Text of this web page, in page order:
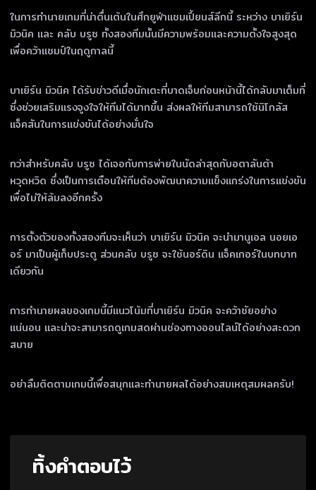
ในการทำนายเกมที่น่าตื่นเต้นในศึกยูฟ่าแชมเปี้ยนส์ลีกนี้ ระหว่าง บาเยิร์น
มิวนิค และ คลับ บรูซ ทั้งสองทีมนั้นมีความพร้อมและความตั้งใจสูงสุด
เพื่อคว้าแชมป์ในฤดูกาลนี้
บาเยิร์น มิวนิค ได้รับข่าวดีเมื่อนักเตะที่บาดเจ็บก่อนหน้านี้ได้กลับมาเต็มที่
ซึ่งช่วยเสริมแรงจูงใจให้ทีมได้มากขึ้น ส่งผลให้ทีมสามารถใช้นิโกลัส
แจ็คสันในการแข่งขันได้อย่างมั่นใจ
ทว่าสำหรับคลับ บรูซ ได้เจอกับการพ่ายในนัดล่าสุดกับอตาลันต้า
หวุดหวิด ซึ่งเป็นการเตือนให้ทีมต้องพัฒนาความแข็งแกร่งในการแข่งขัน
เพื่อไม่ให้ล้มลงอีกครั้ง
การตั้งตัวของทั้งสองทีมจะเห็นว่า บาเยิร์น มิวนิค จะนำมานูเอล นอยเอ
อร์ มาเป็นผู้เก็บประตู ส่วนคลับ บรูซ จะใช้นอร์ดิน แจ็คเกอร์ในบทบาท
เดียวกัน
การทำนายผลของเกมนี้มีแนวโน้มที่บาเยิร์น มิวนิค จะคว้าชัยอย่าง
แน่นอน และน่าจะสามารถดูเกมสดผ่านช่องทางออนไลน์ได้อย่างสะดวก
สบาย
อย่าลืมติดตามเกมนี้เพื่อสนุกและทำนายผลได้อย่างสมเหตุสมผลครับ!
ทิ้งคำตอบไว้